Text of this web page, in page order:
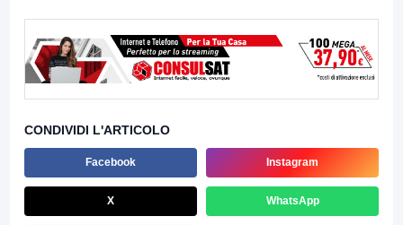
CONDIVIDI L'ARTICOLO
Facebook Instagram
X WhatsApp